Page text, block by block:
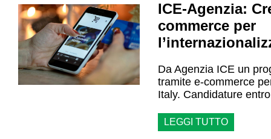
ICE-Agenzia:
commerce per
Da Agenzia ICE un
tramite e-commerce
Italy. Candidature
LEGGI TUTTO